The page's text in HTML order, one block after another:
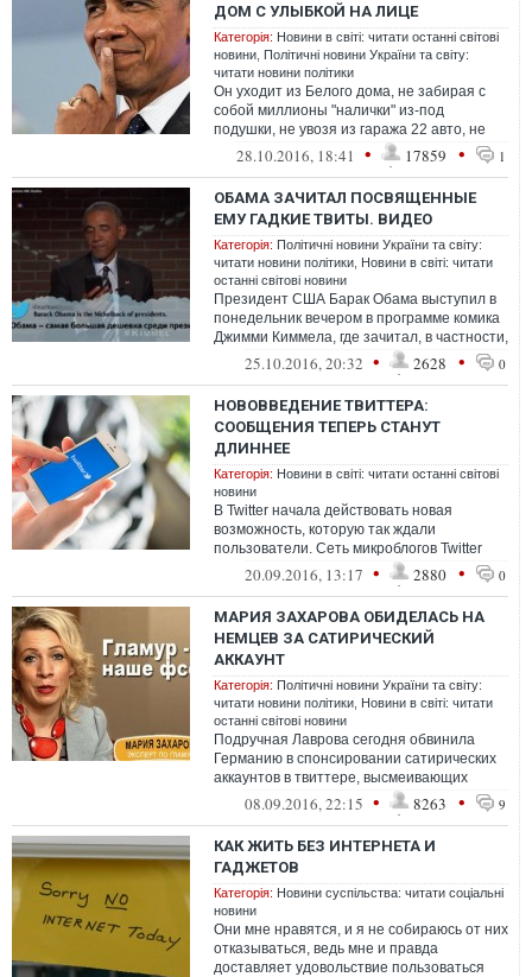
ДОМ С УЛЫБКОЙ НА ЛИЦЕ
Категорія: Новини в світі: читати останні світові
новини Політичні новини України та світу:
читати новини політики
Он уходит из Белого дома, не забирая с
собой миллионы "налички" из-под
подушки, не увозя из гаража 22 авто, не
унося подмышкой 100 наручных часов,
28.10.2016, 18:41 • 17859 • 1
ОБАМА ЗАЧИТАЛ ПОСВЯЩЕННЫЕ
ЕМУ ГАДКИЕ ТВИТЫ. ВИДЕО
Категорія: Політичні новини України та світу:
читати новини політики Новини в світі: читати
останні світові новини
Президент США Барак Обама выступил в
понедельник вечером в программе комика
Джимми Киммела, где зачитал, в частности,
посвященные ему злопыхательские ...
25.10.2016, 20:32 • 2628 • 0
НОВОВВЕДЕНИЕ ТВИТТЕРА:
СООБЩЕНИЯ ТЕПЕРЬ СТАНУТ
ДЛИННЕЕ
Категорія: Новини в світі: читати останні світові
новини
В Twitter начала действовать новая
возможность, которую так ждали
пользователи. Сеть микроблогов Twitter
ослабила ограничения на длину одного
20.09.2016, 13:17 • 2880 • 0
МАРИЯ ЗАХАРОВА ОБИДЕЛАСЬ НА
НЕМЦЕВ ЗА САТИРИЧЕСКИЙ
АККАУНТ
Категорія: Політичні новини України та світу:
читати новини політики Новини в світі: читати
останні світові новини
Подручная Лаврова сегодня обвинила
Германию в спонсировании сатирических
аккаунтов в твиттере, высмеивающих
российские власти
08.09.2016, 22:15 • 8263 • 9
КАК ЖИТЬ БЕЗ ИНТЕРНЕТА И
ГАДЖЕТОВ
Категорія: Новини суспільства: читати соціальні
новини
Они мне нравятся, и я не собираюсь от них
отказываться, ведь мне и правда
доставляет удовольствие пользоваться